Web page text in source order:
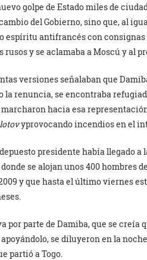
golpe de Estado miles de
del Gobierno, sino que, al
espíritu antifrancés con consignas
y se aclamaba a Moscú y al
versiones señalaban que
la renuncia, se encontraba
hacia esa
yprovocando incendios en el
presidente había llegado a
se alojan unos 400 hombres
y que hasta el último viernes
por parte de Damiba, que se creía
se diluyeron en la
partió a Togo.